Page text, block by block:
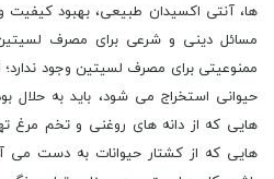
ها، آنتی اکسیدان طبیعی، بهبود
مسائل دینی و شرعی برای مصرف
ممنوعیتی برای مصرف لسیتین وجود ندارد؛
حیوانی استخراج می شود، باید به
هایی که از دانه های روغنی و تخم مرغ
هایی که از کشتار حیوانات به دست می